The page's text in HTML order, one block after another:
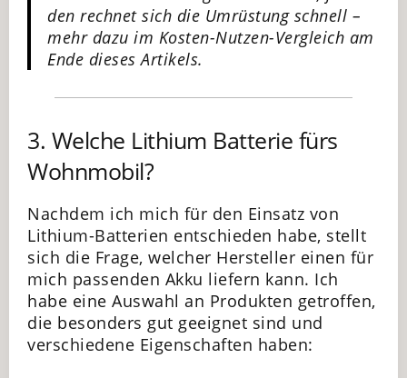
den rechnet sich die Umrüstung schnell –
mehr dazu im Kosten-Nutzen-Vergleich am
Ende dieses Artikels.
3. Welche Lithium Batterie fürs
Wohnmobil?
Nachdem ich mich für den Einsatz von
Lithium-Batterien entschieden habe, stellt
sich die Frage, welcher Hersteller einen für
mich passenden Akku liefern kann. Ich
habe eine Auswahl an Produkten getroffen,
die besonders gut geeignet sind und
verschiedene Eigenschaften haben: